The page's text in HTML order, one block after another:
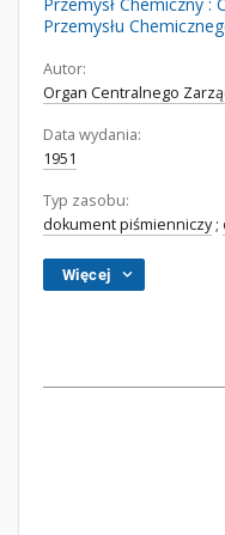
Przemysłu
Autor:
Organ Centralnego
Data wydania:
1951
Typ zasobu:
dokument piśmienniczy;
Więcej